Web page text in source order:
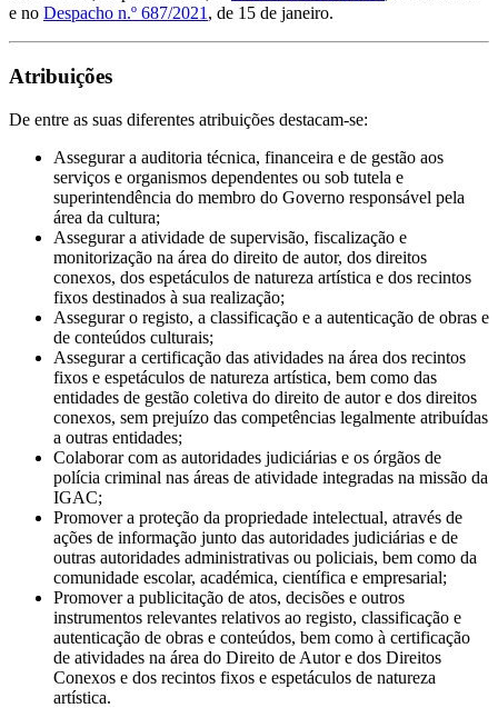
e no Despacho n.º 687/2021 , de 15 de janeiro.
Atribuições
De entre as suas diferentes atribuições destacam-se:
Assegurar a auditoria técnica, financeira e de gestão aos
serviços e organismos dependentes ou sob tutela e
superintendência do membro do Governo responsável pela
área da cultura;
Assegurar a atividade de supervisão, fiscalização e
monitorização na área do direito de autor, dos direitos
conexos, dos espetáculos de natureza artística e dos recintos
fixos destinados à sua realização;
Assegurar o registo, a classificação e a autenticação de obras e
de conteúdos culturais;
Assegurar a certificação das atividades na área dos recintos
fixos e espetáculos de natureza artística, bem como das
entidades de gestão coletiva do direito de autor e dos direitos
conexos, sem prejuízo das competências legalmente atribuídas
a outras entidades;
Colaborar com as autoridades judiciárias e os órgãos de
polícia criminal nas áreas de atividade integradas na missão da
IGAC;
Promover a proteção da propriedade intelectual, através de
ações de informação junto das autoridades judiciárias e de
outras autoridades administrativas ou policiais, bem como da
comunidade escolar, académica, científica e empresarial;
Promover a publicitação de atos, decisões e outros
instrumentos relevantes relativos ao registo, classificação e
autenticação de obras e conteúdos, bem como à certificação
de atividades na área do Direito de Autor e dos Direitos
Conexos e dos recintos fixos e espetáculos de natureza
artística.